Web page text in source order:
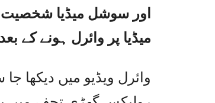
اور سوشل میڈیا
میڈیا پر وائرل ہونے کے
وائرل ویڈیو میں دیکھا